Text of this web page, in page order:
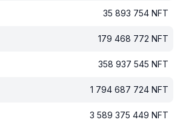
35 893 754 NFT
179 468 772 NFT
358 937 545 NFT
1 794 687 724 NFT
3 589 375 449 NFT